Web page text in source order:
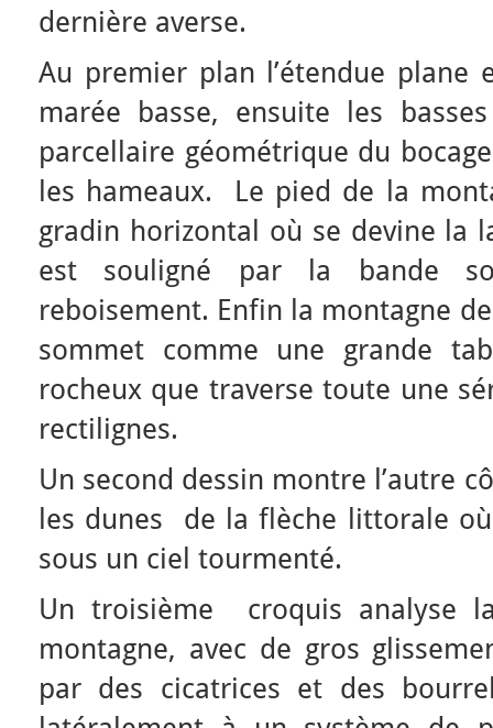
dernière averse.
Au premier plan l’étendue plane
marée basse, ensuite les
parcellaire géométrique du
les hameaux. Le pied de la
gradin horizontal où se devine la
est souligné par la bande
reboisement. Enfin la montagne
sommet comme une grande
rocheux que traverse toute une
rectilignes.
Un second dessin montre l’autre
les dunes de la flèche littorale
sous un ciel tourmenté.
Un troisième croquis analyse
montagne, avec de gros
par des cicatrices et des